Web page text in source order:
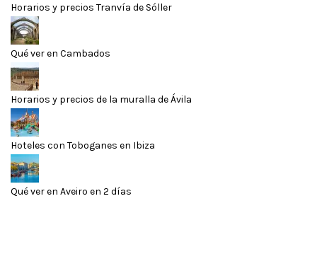
Horarios y precios Tranvía de Sóller
Qué ver en Cambados
Horarios y precios de la muralla de Ávila
Hoteles con Toboganes en Ibiza
Qué ver en Aveiro en 2 días